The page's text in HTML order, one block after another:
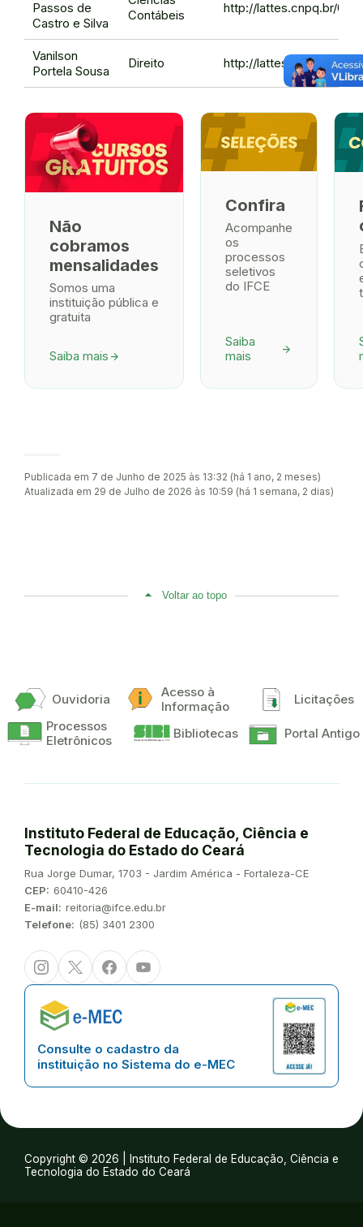
Passos de
Castro e Silva
Contábeis
http://lattes.cnpq.br/
Vanilson
Portela Sousa
Direito http://lattes.cnpq.br/
Não
cobramos
mensalidades
Somos uma
instituição pública e
gratuita
Saiba mais arrow_forward
Confira
Acompanhe
os
processos
seletivos
do IFCE
Saiba
mais
arrow_forward
Publicada em 7 de Junho de 2025 às 13:32 (há 1 ano, 2 meses)
Atualizada em 29 de Julho de 2026 às 10:59 (há 1 semana, 2 dias)
Voltar ao topo
Ouvidoria
Acesso à
Informação
Licitações
Processos
Eletrônicos
Bibliotecas Portal Antigo
Instituto Federal de Educação, Ciência e
Tecnologia do Estado do Ceará
Endereço:
Rua Jorge Dumar, 1703 - Jardim América - Fortaleza-CE
CEP: 60410-426
E-mail: reitoria@ifce.edu.br
Telefone: (85) 3401 2300
InstagramTwitter/XFacebookYoutube
Consulte o cadastro da
instituição no Sistema do e-MEC
Copyright © 2026 | Instituto Federal de Educação, Ciência e
Tecnologia do Estado do Ceará